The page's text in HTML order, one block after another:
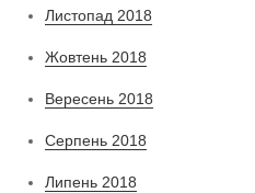
Листопад 2018
Жовтень 2018
Вересень 2018
Серпень 2018
Липень 2018